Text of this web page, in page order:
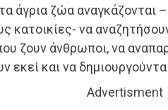
άγρια ζώα αναγκάζονται
κατοικίες- να
ζουν άνθρωποι, να
εκεί και να
Advertisment